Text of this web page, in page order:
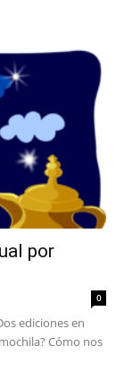
por
0
ediciones en
Cómo nos